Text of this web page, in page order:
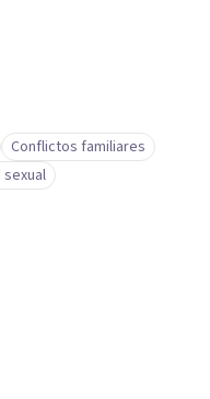
Conflictos familiares